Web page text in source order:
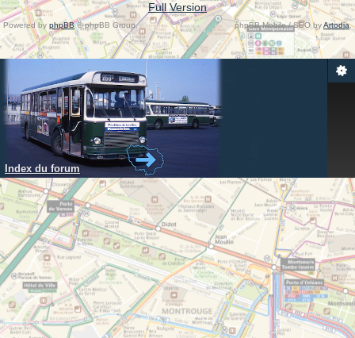
Full Version
Powered by phpBB© phpBB Group. phpBB Mobile / SEO byArtodia.
Index du forum